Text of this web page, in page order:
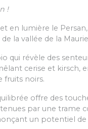
!
en lumière le
la vallée de la
qui révèle des
cerise et kirsch,
fruits noirs.
offre des
par une trame
un potentiel de